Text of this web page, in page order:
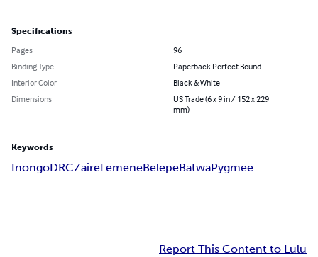
Specifications
Pages
96
Binding Type
Paperback Perfect Bound
Interior Color
Black & White
Dimensions
US Trade (6 x 9 in / 152 x 229
mm)
Keywords
InongoDRCZaireLemeneBelepeBatwaPygmee
Report This Content to Lulu